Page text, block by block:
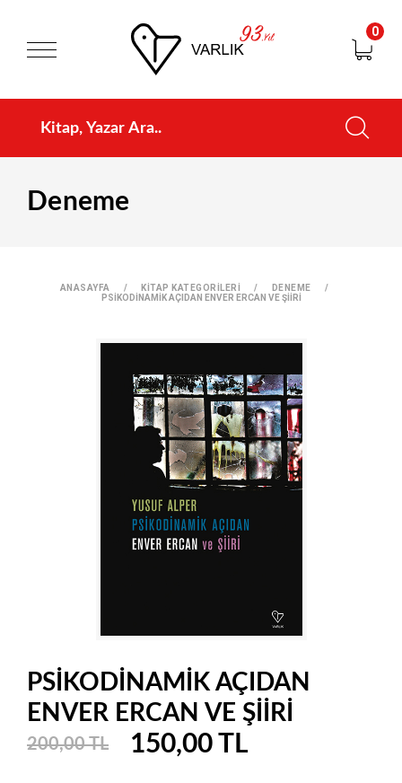
0
Deneme
ANASAYFA KİTAP KATEGORİLERİ
DENEME
PSİKODİNAMİK AÇIDAN ENVER ERCAN VE ŞİİRİ
PSİKODİNAMİK AÇIDAN
ENVER ERCAN VE ŞİİRİ
200,00 TL 150,00 TL